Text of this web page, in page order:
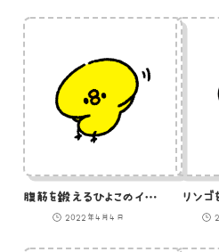
腹筋を鍛えるひよこのイラスト
2022年4月4日
リンゴ